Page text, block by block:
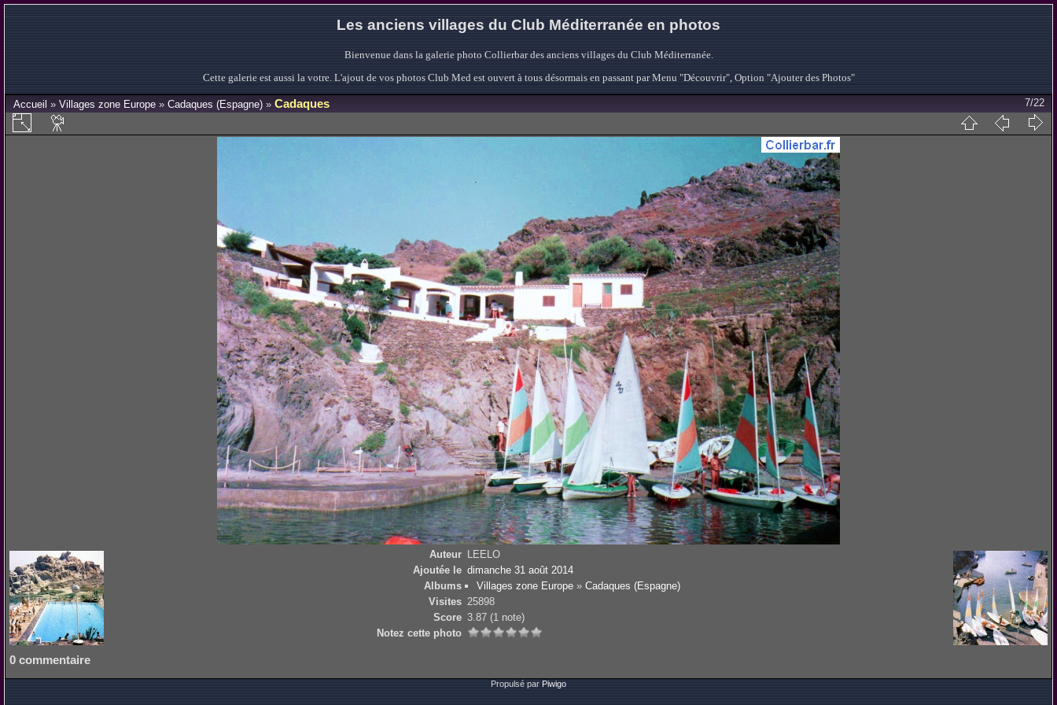
Les anciens villages du Club Méditerranée en photos
Bienvenue dans la galerie photo Collierbar des anciens villages du Club Méditerranée.
Cette galerie est aussi la votre. L'ajout de vos photos Club Med est ouvert à tous désormais en passant par Menu "Découvrir", Option "Ajouter des Photos"
Accueil » Villages zone Europe » Cadaques (Espagne) » Cadaques 7/22
Auteur LEELO
Ajoutée le dimanche 31 août 2014
Albums
Villages zone Europe »Cadaques (Espagne)
Visites 25898
Score 3.87 (1 note)
Notez cette photo
0 commentaire
Propulsé par Piwigo